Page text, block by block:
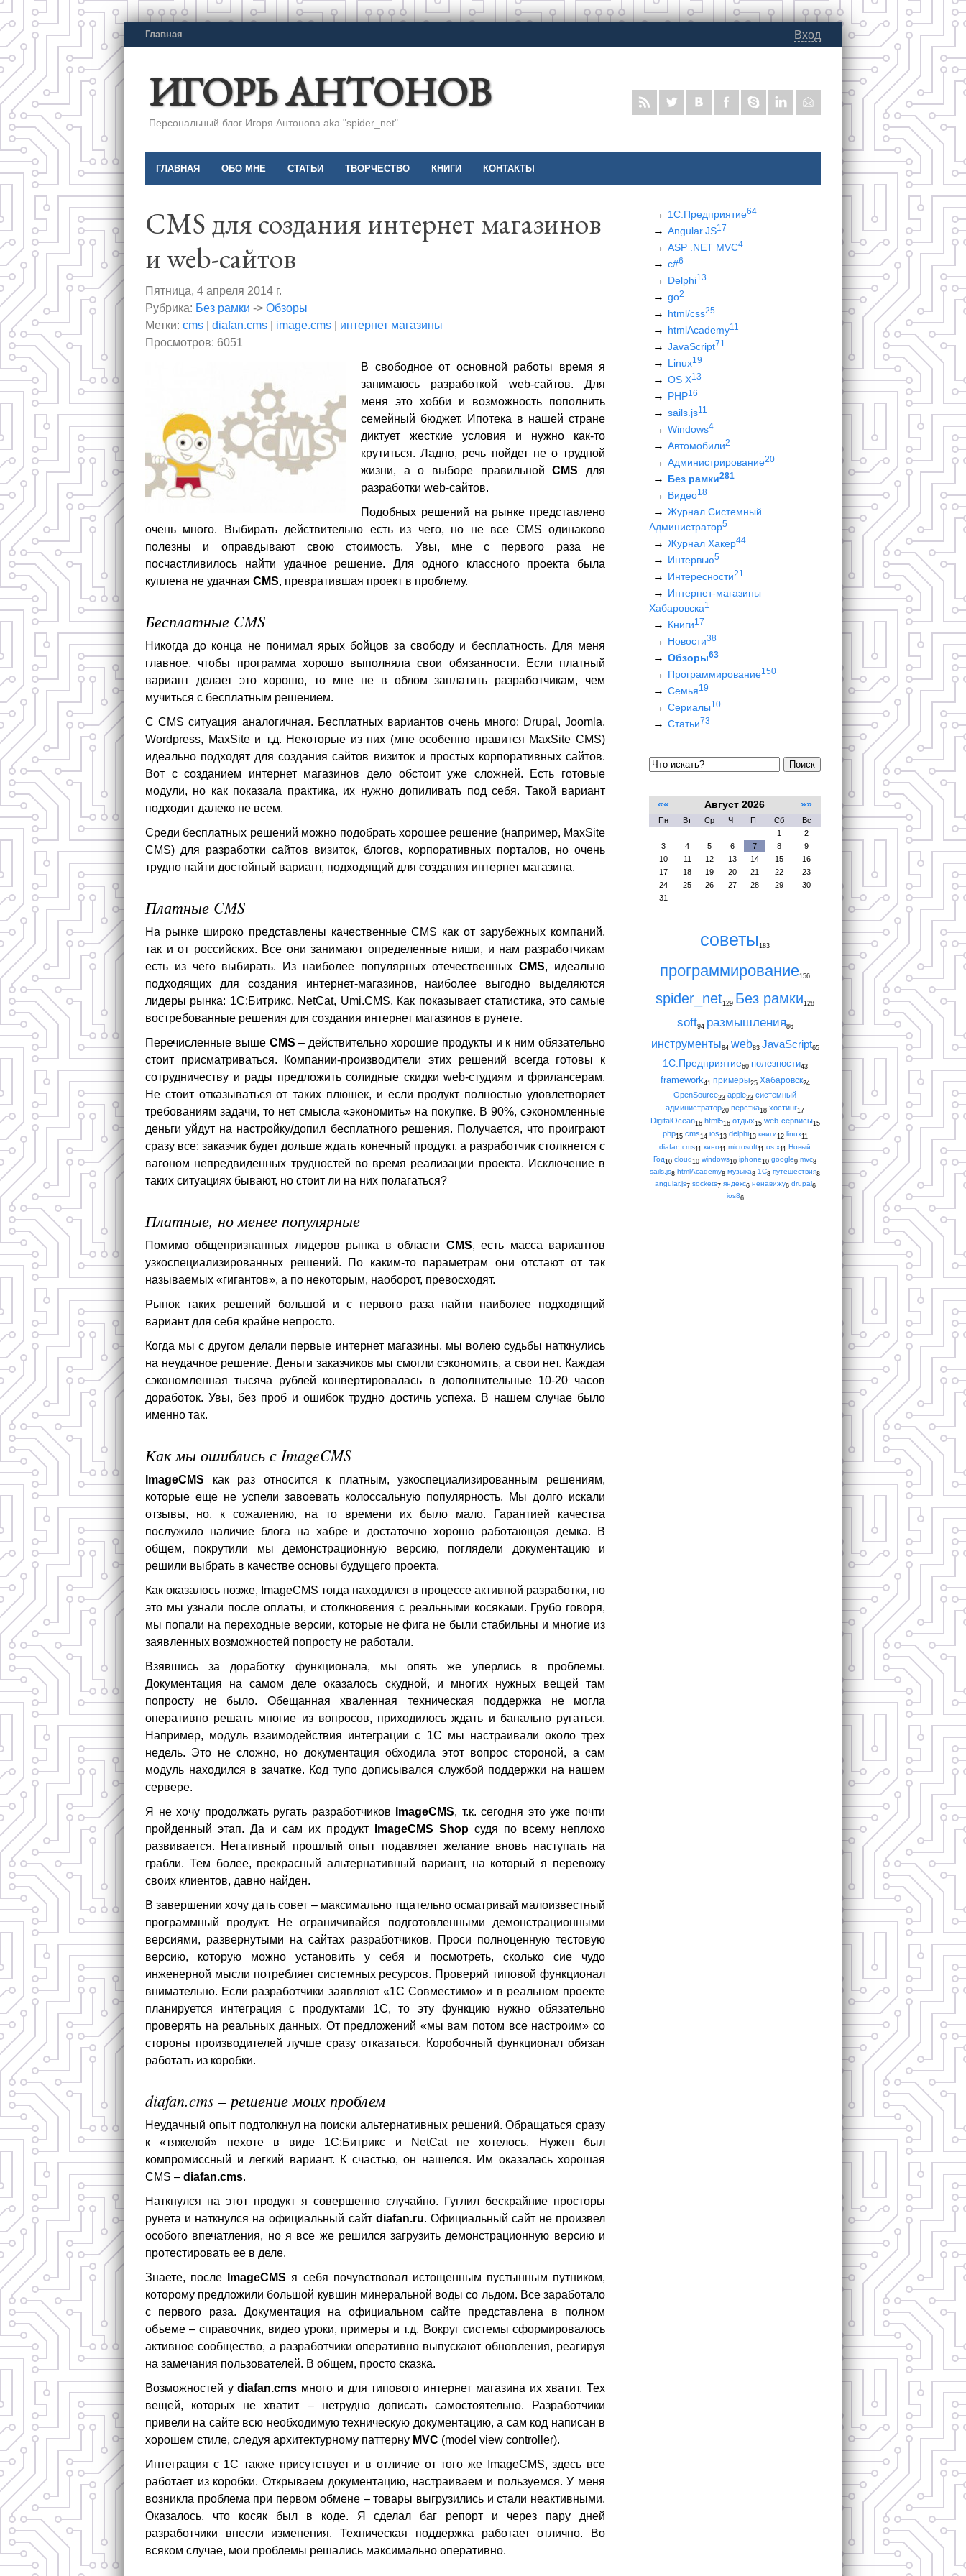
Главная Вход
ИГОРЬ АНТОНОВ
Персональный блог Игоря Антонова aka "spider_net"
ГЛАВНАЯ ОБО МНЕ СТАТЬИ ТВОРЧЕСТВО КНИГИ КОНТАКТЫ
CMS для создания интернет магазинов
и web-сайтов
Пятница, 4 апреля 2014 г.
Рубрика: Без рамки -> Обзоры
Метки: cms diafan.cms image.cms
интернет магазины
Просмотров: 6051
В свободное от основной работы время я
занимаюсь разработкой web-сайтов. Для
меня это хобби и возможность пополнить
семейный бюджет. Ипотека в нашей стране
диктует жесткие условия и нужно как-то
крутиться. Ладно, речь пойдет не о трудной
жизни, а о выборе правильнойCMS для
разработки web-сайтов.
Подобных решений на рынке представлено
очень много. Выбирать действительно есть из чего, но не все CMS одинаково
полезны и оправдывают свою стоимость. Увы, мне с первого раза не
посчастливилось найти удачное решение. Для одного классного проекта была
куплена не удачная CMS, превратившая проект в проблему.
Бесплатные CMS
Никогда до конца не понимал ярых бойцов за свободу и бесплатность. Для меня
главное, чтобы программа хорошо выполняла свои обязанности. Если платный
вариант делает это хорошо, то мне не в облом заплатить разработчикам, чем
мучиться с бесплатным решением.
С CMS ситуация аналогичная. Бесплатных вариантов очень много: Drupal, Joomla,
Wordpress, MaxSite и т.д. Некоторые из них (мне особенно нравится MaxSite CMS)
идеально подходят для создания сайтов визиток и простых корпоративных сайтов.
Вот с созданием интернет магазинов дело обстоит уже сложней. Есть готовые
модули, но как показала практика, их нужно допиливать под себя. Такой вариант
подходит далеко не всем.
Среди бесплатных решений можно подобрать хорошее решение (например, MaxSite
CMS) для разработки сайтов визиток, блогов, корпоративных порталов, но очень
трудно найти достойный вариант, подходящий для создания интернет магазина.
Платные CMS
На рынке широко представлены качественные CMS как от зарубежных компаний,
так и от российских. Все они занимают определенные ниши, и нам разработчикам
есть из чего выбирать. Из наиболее популярных отечественныхCMS, идеально
подходящих для создания интернет-магазинов, наиболее выгодно выделяются
лидеры рынка: 1С:Битрикс, NetCat, Umi.CMS. Как показывает статистика, это самые
востребованные решения для создания интернет магазинов в рунете.
Перечисленные выше CMS – действительно хорошие продукты и к ним обязательно
стоит присматриваться. Компании-производители этих решений всегда готовы к
сотрудничеству и рады предложить солидные скидки web-студиям и фрилансерам.
Не стоит отказываться от таких плюшек, и если продукт полностью удовлетворяет
требованиям задачи, то нет смысла «экономить» на покупке. В 90%, сэкономленные
деньги уйдут на настройку/допил бесплатного решения. Получается, что проиграют
сразу все: заказчик будет дольше ждать конечный продукт, а разработчик столкнется с
вагоном непредвиденных трудностей во время реализации проекта. Исключение в
таких ситуациях бывают, но стоит ли на них полагаться?
Платные, но менее популярные
Помимо общепризнанных лидеров рынка в области CMS, есть масса вариантов
узкоспециализированных решений. По каким-то параметрам они отстают от так
называемых «гигантов», а по некоторым, наоборот, превосходят.
Рынок таких решений большой и с первого раза найти наиболее подходящий
вариант для себя крайне непросто.
Когда мы с другом делали первые интернет магазины, мы волею судьбы наткнулись
на неудачное решение. Деньги заказчиков мы смогли сэкономить, а свои нет. Каждая
сэкономленная тысяча рублей конвертировалась в дополнительные 10-20 часов
доработок. Увы, без проб и ошибок трудно достичь успеха. В нашем случае было
именно так.
Как мы ошиблись с ImageCMS
ImageCMS как раз относится к платным, узкоспециализированным решениям,
которые еще не успели завоевать колоссальную популярность. Мы долго искали
отзывы, но, к сожалению, на то времени их было мало. Гарантией качества
послужило наличие блога на хабре и достаточно хорошо работающая демка. В
общем, покрутили мы демонстрационную версию, поглядели документацию и
решили выбрать в качестве основы будущего проекта.
Как оказалось позже, ImageCMS тогда находился в процессе активной разработки, но
это мы узнали после оплаты, и столкновения с реальными косяками. Грубо говоря,
мы попали на переходные версии, которые не фига не были стабильны и многие из
заявленных возможностей попросту не работали.
Взявшись за доработку функционала, мы опять же уперлись в проблемы.
Документация на самом деле оказалось скудной, и многих нужных вещей там
попросту не было. Обещанная хваленная техническая поддержка не могла
оперативно решать многие из вопросов, приходилось ждать и банально ругаться.
Например, модуль взаимодействия интеграции с 1С мы настраивали около трех
недель. Это не сложно, но документация обходила этот вопрос стороной, а сам
модуль находился в зачатке. Код тупо дописывался службой поддержки на нашем
сервере.
Я не хочу продолжать ругать разработчиков
ImageCMS, т.к. сегодня это уже почти
пройденный этап. Да и сам их продукт
ImageCMS Shopсудя по всему неплохо
развивается. Негативный прошлый опыт подавляет желание вновь наступать на
грабли. Тем более, прекрасный альтернативный вариант, на который я перевожу
своих клиентов, давно найден.
В завершении хочу дать совет – максимально тщательно осматривай малоизвестный
программный продукт. Не ограничивайся подготовленными демонстрационными
версиями, развернутыми на сайтах разработчиков. Проси полноценную тестовую
версию, которую можно установить у себя и посмотреть, сколько сие чудо
инженерной мысли потребляет системных ресурсов. Проверяй типовой функционал
внимательно. Если разработчики заявляют «1С Совместимо» и в реальном проекте
планируется интеграция с продуктами 1С, то эту функцию нужно обязательно
проверять на реальных данных. От предложений «мы вам потом все настроим» со
стороны производителей лучше сразу отказаться. Коробочный функционал обязан
работать из коробки.
diafan.cms – решение моих проблем
Неудачный опыт подтолкнул на поиски альтернативных решений. Обращаться сразу
к «тяжелой» пехоте в виде 1С:Битрикс и NetCat не хотелось. Нужен был
компромиссный и легкий вариант. К счастью, он нашелся. Им оказалась хорошая
CMS – diafan.cms.
Наткнулся на этот продукт я совершенно случайно. Гуглил бескрайние просторы
рунета и наткнулся на официальный сайт diafan.ru. Официальный сайт не произвел
особого впечатления, но я все же решился загрузить демонстрационную версию и
протестировать ее в деле.
Знаете, после
ImageCMS я себя почувствовал истощенным пустынным путником,
которому предложили большой кувшин минеральной воды со льдом. Все заработало
с первого раза. Документация на официальном сайте представлена в полном
объеме – справочник, видео уроки, примеры и т.д. Вокруг системы сформировалось
активное сообщество, а разработчики оперативно выпускают обновления, реагируя
на замечания пользователей. В общем, просто сказка.
Возможностей уdiafan.cms много и для типового интернет магазина их хватит. Тех
вещей, которых не хватит – нетрудно дописать самостоятельно. Разработчики
привели на сайте всю необходимую техническую документацию, а сам код написан в
хорошем стиле, следуя архитектурному паттерну MVC (model view controller).
Интеграция с 1С также присутствует и в отличие от того же ImageCMS, здесь все
работает из коробки. Открываем документацию, настраиваем и пользуемся. У меня
возникла проблема при первом обмене – товары выгрузились и стали неактивными.
Оказалось, что косяк был в коде. Я сделал баг репорт и через пару дней
разработчики внесли изменения. Техническая поддержка работает отлично. Во
всяком случае, мои проблемы решались максимально оперативно.
1С:Предприятие64
Angular.JS17
ASP .NET MVC4
c#6
Delphi13
go2
html/css25
htmlAcademy11
JavaScript71
Linux19
OS X13
PHP16
sails.js11
Windows4
Автомобили2
Администрирование20
Без рамки281
Видео18
Журнал Системный
Администратор5
Журнал Хакер44
Интервью5
Интересности21
Интернет-магазины
Хабаровска1
Книги17
Новости38
Обзоры63
Программирование150
Семья19
Сериалы10
Статьи 73
Поиск
«« Август 2026 »»
Пн Вт Ср Чт Пт Сб
Вс
1
2
3
4 5 6 7 8
9
10
11 12 13 14 15
16
17
18 19 20 21 22
23
24
25 26 27 28 29
30
31
советы183
программирование156
spider_net129 Без рамки128
soft94 размышления86
инструменты84 web83 JavaScript65
1С:Предприятие60 полезности43
framework41 примеры25 Хабаровск24
OpenSource23 apple23 системный
администратор20 верстка18 хостинг17
DigitalOcean16 html516 отдых15 web-сервисы15
php15 cms14 ios13 delphi13 книги12 linux11
diafan.cms11 кино11 microsoft11 os x11 Новый
Год10 cloud10 windows10 iphone10 google9 mvc8
sails.js8 htmlAcademy8 музыка8 1С8 путешествия8
angular.js7 sockets7 яндекс6 ненавижу6 drupal6
ios86